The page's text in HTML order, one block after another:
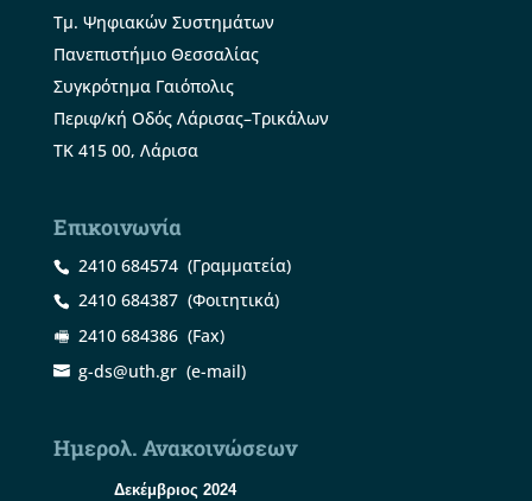
Τμ. Ψηφιακών Συστημάτων
Πανεπιστήμιο Θεσσαλίας
Συγκρότημα Γαιόπολις
Περιφ/κή Οδός Λάρισας–Τρικάλων
ΤΚ 415 00, Λάρισα
Επικοινωνία
2410 684574(Γραμματεία)
2410 684387(Φοιτητικά)
2410 684386(Fax)
g-ds@uth.gr(e-mail)
Ημερολ. Ανακοινώσεων
Δεκέμβριος 2024